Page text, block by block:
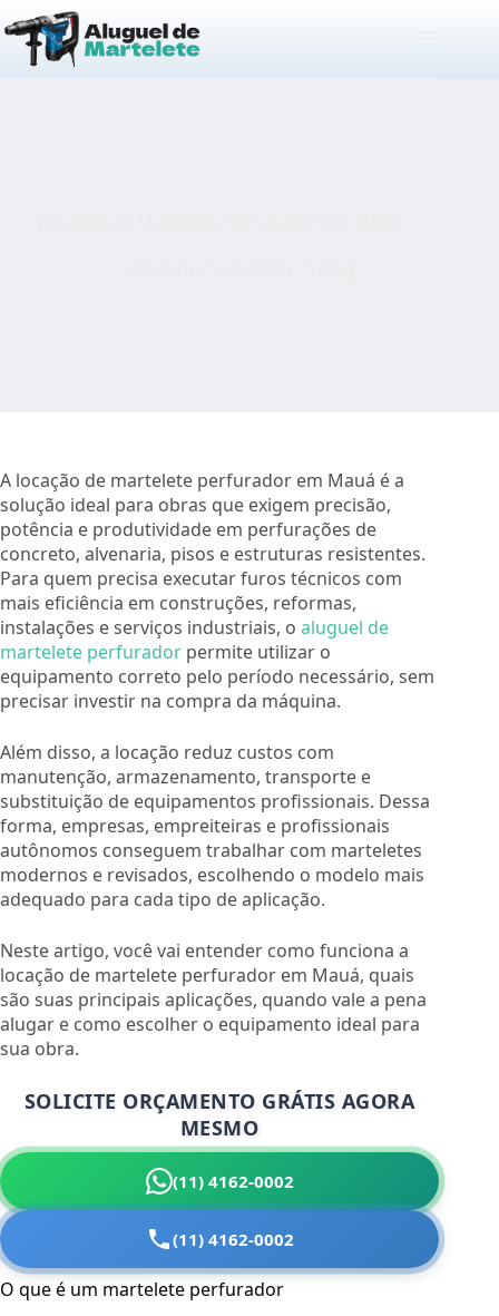
Pular
para
A locação de martelete perfurador em Mauá é a
solução ideal para obras que exigem precisão,
potência e produtividade em perfurações de
concreto, alvenaria, pisos e estruturas resistentes.
Para quem precisa executar furos técnicos com
mais eficiência em construções, reformas,
instalações e serviços industriais, o aluguel de
martelete perfurador permite utilizar o
equipamento correto pelo período necessário, sem
precisar investir na compra da máquina.
Além disso, a locação reduz custos com
manutenção, armazenamento, transporte e
substituição de equipamentos profissionais. Dessa
forma, empresas, empreiteiras e profissionais
autônomos conseguem trabalhar com marteletes
modernos e revisados, escolhendo o modelo mais
adequado para cada tipo de aplicação.
Neste artigo, você vai entender como funciona a
locação de martelete perfurador em Mauá, quais
são suas principais aplicações, quando vale a pena
alugar e como escolher o equipamento ideal para
sua obra.
SOLICITE ORÇAMENTO GRÁTIS AGORA
MESMO
(11) 4162-0002
(11) 4162-0002
O que é um martelete perfurador